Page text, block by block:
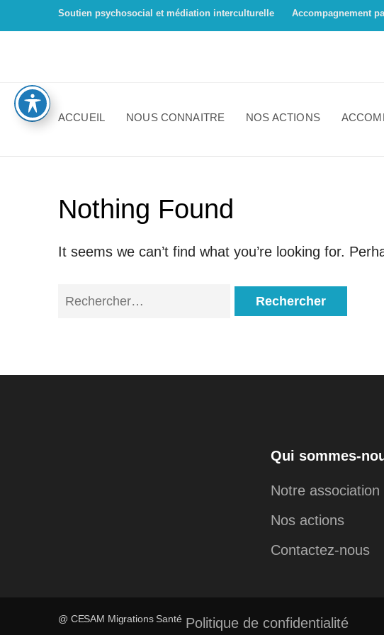
Soutien psychosocial et médiation interculturelle Accompagnement
ACCUEIL NOUS CONNAITRE NOS ACTIONS
Nothing Found
It seems we can’t find what you’re looking for.
Rechercher :
Qui sommes-
Notre association
Nos actions
Contactez-nous
@ CESAM Migrations Santé Politique de confidentialité